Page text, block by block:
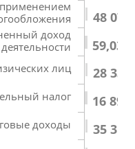
доход
лиц
налог
доходы
48
59,03
28
16
35